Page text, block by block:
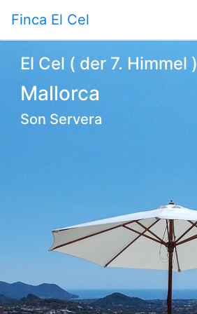
Finca El Cel
El Cel ( der 7. Himmel )
Mallorca
Son Servera